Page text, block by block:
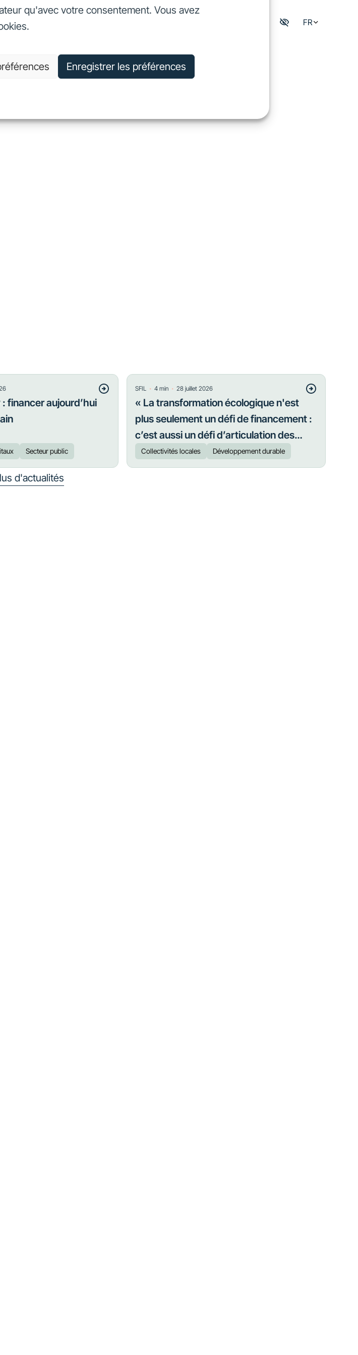
qu'avec votre consentement. Vous avez
Enregistrer les préférences
Nous connaître FR
financer aujourd’hui
Secteur public
SFIL ・4 min ・28 juillet 2026
« La transformation écologique n'est
plus seulement un défi de financement :
c’est aussi un défi d’articulation des
priorités »
Collectivités locales Développement durable
d'actualités